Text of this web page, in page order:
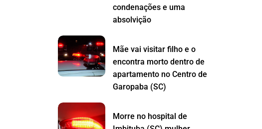
condenações e uma
absolvição
Mãe vai visitar filho e o
encontra morto dentro de
apartamento no Centro de
Garopaba (SC)
Morre no hospital de